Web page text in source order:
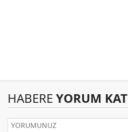
HABERE YORUM KAT